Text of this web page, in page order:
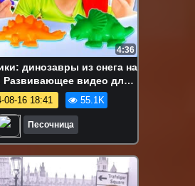
4:36
динозавры из снега на
видео для
Моя Песочница
08-16 18:41 55.1K
Песочница